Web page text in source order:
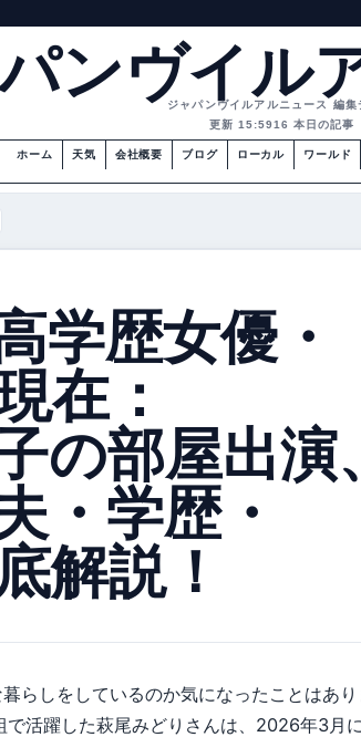
ンヴイル
ジャパンヴイルアルニュース 編集
更新 15:5916 本日の記事
ホーム 天気 会社概要 ブログ ローカル ワールド
学歴女優・
在：
の部屋出演、
・学歴・
解説！
らしをしているのか気になったことはあり
活躍した萩尾みどりさんは、2026年3月